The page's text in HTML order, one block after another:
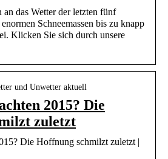
das Wetter der letzten fünf
Schneemassen bis zu knapp
Klicken Sie sich durch unsere
und Unwetter aktuell
2015? Die
zuletzt
Die Hoffnung schmilzt zuletzt |